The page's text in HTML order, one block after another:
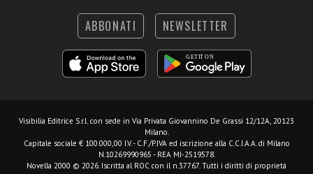
ABBONATI NEWSLETTER
Visibilia Editrice S.r.l. con sede in Via Privata Giovannino De Grassi 12/12A, 20123
Milano.
Capitale sociale € 100.000,00 I.V. - C.F./P.IVA ed iscrizione alla C.C.I.A.A. di Milano
N.10269990965 - REA MI-2519578.
Novella 2000 © 2026. Iscritta al ROC con il n.37767. Tutti i diritti di proprietà